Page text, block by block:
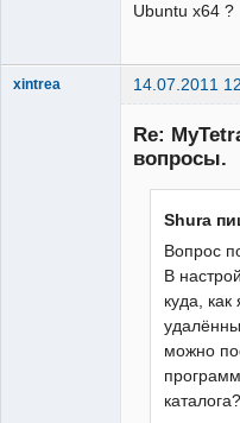
Ubuntu x64 ?
xintrea 14.07.2011
Re:
вопросы.
Shura
Вопрос
В
куда,
можно
каталога?